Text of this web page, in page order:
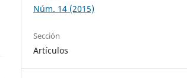
Núm. 14 (2015)
Sección
Artículos